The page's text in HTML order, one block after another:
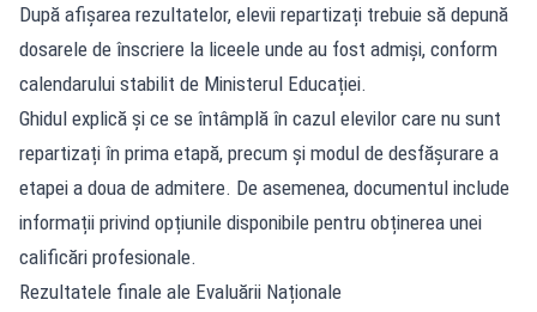
După afișarea rezultatelor, elevii repartizați trebuie să depună
dosarele de înscriere la liceele unde au fost admiși, conform
calendarului stabilit de Ministerul Educației.
Ghidul explică și ce se întâmplă în cazul elevilor care nu sunt
repartizați în prima etapă, precum și modul de desfășurare a
etapei a doua de admitere. De asemenea, documentul include
informații privind opțiunile disponibile pentru obținerea unei
calificări profesionale.
Rezultatele finale ale Evaluării Naționale